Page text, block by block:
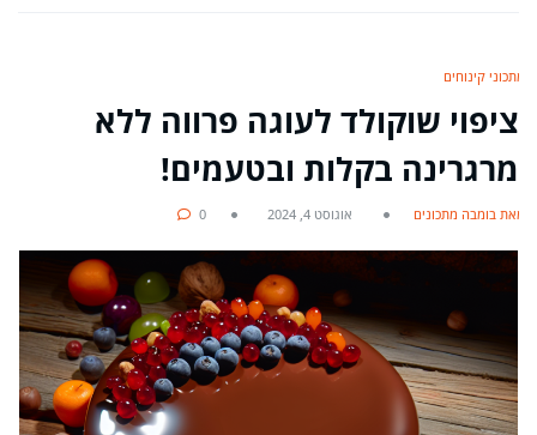
מתכוני קינוחים
ציפוי שוקולד לעוגה פרווה ללא
מרגרינה בקלות ובטעמים!
מאת בומבה מתכונים אוגוסט 4, 2024 0